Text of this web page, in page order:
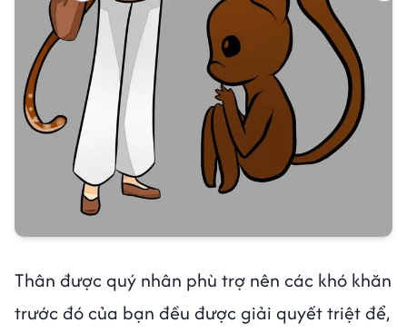
Thân được quý nhân phù trợ nên các khó khăn
trước đó của bạn đều được giải quyết triệt để,